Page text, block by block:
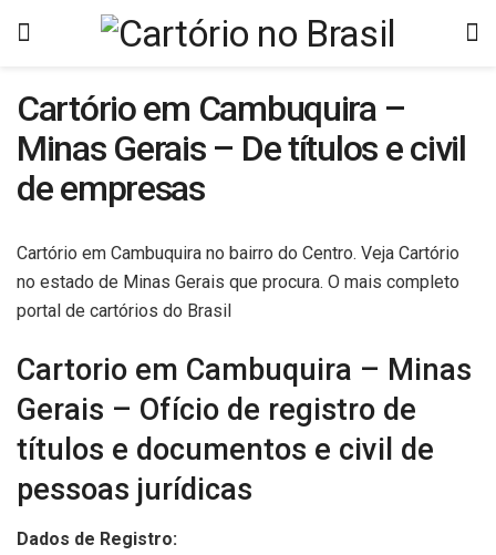
Cartório em Cambuquira –
Minas Gerais – De títulos e civil
de empresas
Cartório em Cambuquira no bairro do Centro. Veja Cartório
no estado de Minas Gerais que procura. O mais completo
portal de cartórios do Brasil
Cartorio em Cambuquira – Minas
Gerais – Ofício de registro de
títulos e documentos e civil de
pessoas jurídicas
Dados de Registro: